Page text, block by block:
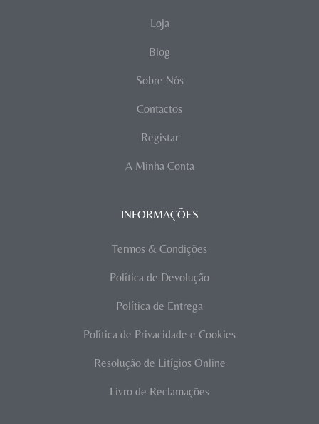
Loja
Blog
Sobre Nós
Contactos
Registar
A Minha Conta
INFORMAÇÕES
Termos & Condições
Política de Devolução
Política de Entrega
Política de Privacidade e Cookies
Resolução de Litígios Online
Livro de Reclamações